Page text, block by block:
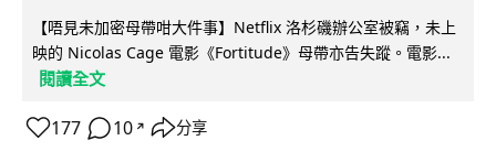
【唔見未加密母帶咁大件事】Netflix 洛杉磯辦公室被竊，未上
映的 Nicolas Cage 電影《Fortitude》母帶亦告失蹤。電影...
閱讀全文
177 10 ↗ 分享